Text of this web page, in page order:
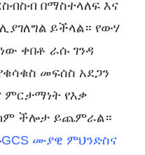
ስብስብ በማስተላለፍ እና
ይችላል። የውሃ
ቀበቶ ራሱ ገንዳ
መፍሰስ አደጋን
ምርታማነት የእቃ
ችሎታ ይጨምራል።
GCS ሙያዊ ምህንድስና